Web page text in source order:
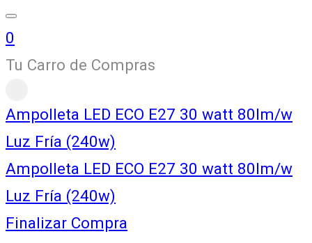
0
Tu Carro de Compras
Ampolleta LED ECO E27 30 watt 80lm/w
Luz Fría (240w)
Ampolleta LED ECO E27 30 watt 80lm/w
Luz Fría (240w)
Finalizar Compra